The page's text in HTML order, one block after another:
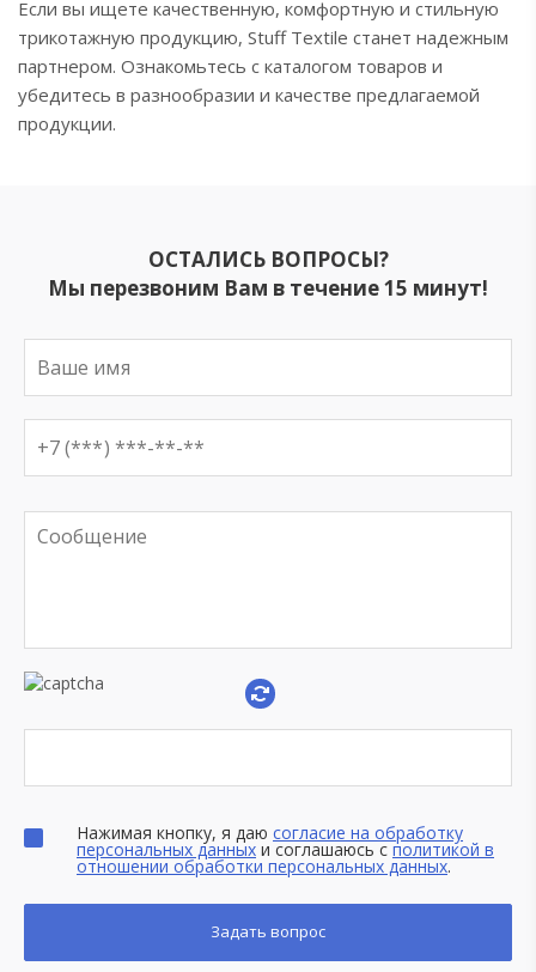
Если вы ищете качественную, комфортную и стильную
трикотажную продукцию, Stuff Textile станет надежным
партнером. Ознакомьтесь с каталогом товаров и
убедитесь в разнообразии и качестве предлагаемой
продукции.
ОСТАЛИСЬ ВОПРОСЫ?
Мы перезвоним Вам в течение 15 минут!
Нажимая кнопку, я даю согласие на обработку
персональных данных и соглашаюсь сполитикой в
отношении обработки персональных данных.